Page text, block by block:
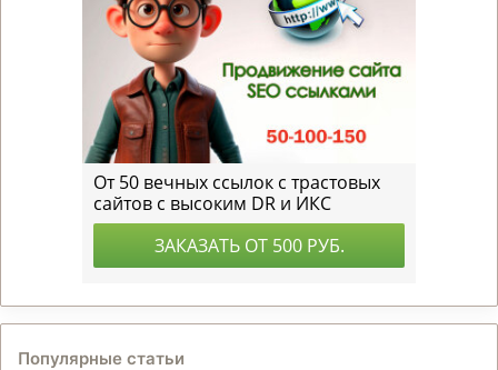
Популярные статьи